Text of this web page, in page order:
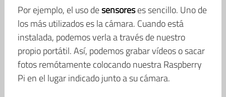
Por ejemplo, el uso desensoreses sencillo. Uno de
los más utilizados es la cámara. Cuando está
instalada, podemos verla a través de nuestro
propio portátil. Así, podemos grabar vídeos o sacar
fotos remótamente colocando nuestra Raspberry
Pi en el lugar indicado junto a su cámara.